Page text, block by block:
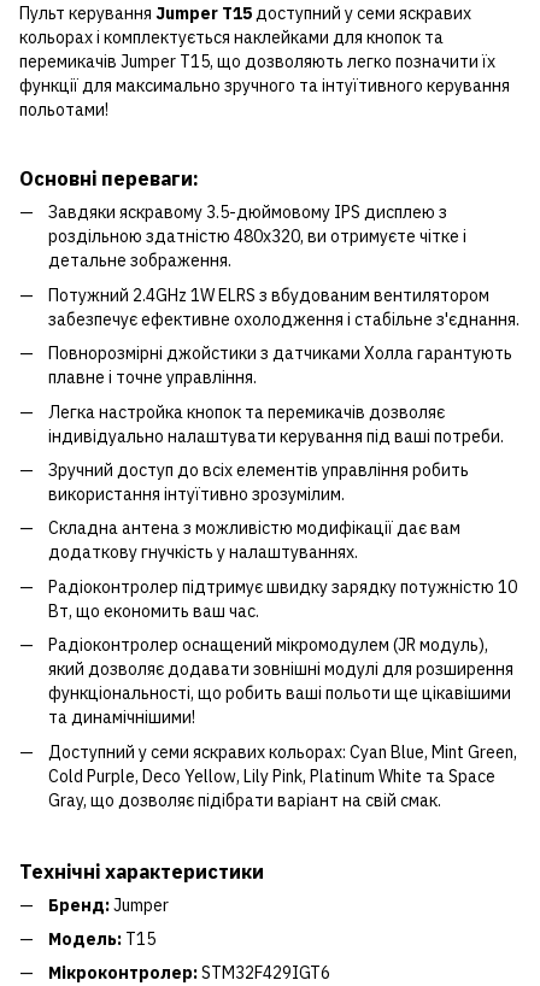
Пульт керування Jumper T15 доступний у семи яскравих
кольорах і комплектується наклейками для кнопок та
перемикачів Jumper T15, що дозволяють легко позначити їх
функції для максимально зручного та інтуїтивного керування
польотами!
Основні переваги:
Завдяки яскравому 3.5-дюймовому IPS дисплею з
роздільною здатністю 480x320, ви отримуєте чітке і
детальне зображення.
Потужний 2.4GHz 1W ELRS з вбудованим вентилятором
забезпечує ефективне охолодження і стабільне з'єднання.
Повнорозмірні джойстики з датчиками Холла гарантують
плавне і точне управління.
Легка настройка кнопок та перемикачів дозволяє
індивідуально налаштувати керування під ваші потреби.
Зручний доступ до всіх елементів управління робить
використання інтуїтивно зрозумілим.
Складна антена з можливістю модифікації дає вам
додаткову гнучкість у налаштуваннях.
Радіоконтролер підтримує швидку зарядку потужністю 10
Вт, що економить ваш час.
Радіоконтролер оснащений мікромодулем (JR модуль),
який дозволяє додавати зовнішні модулі для розширення
функціональності, що робить ваші польоти ще цікавішими
та динамічнішими!
Доступний у семи яскравих кольорах: Cyan Blue, Mint Green,
Cold Purple, Deco Yellow, Lily Pink, Platinum White та Space
Gray, що дозволяє підібрати варіант на свій смак.
Технічні характеристики
Бренд:Jumper
Модель: T15
Мікроконтролер:STM32F429IGT6